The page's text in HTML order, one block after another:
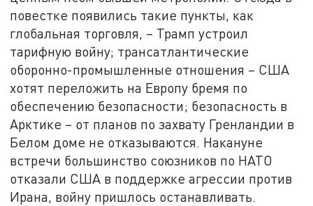
повестке появились такие пункты, как
глобальная торговля, – Трамп устроил
тарифную войну; трансатлантические
оборонно-промышленные отношения – США
хотят переложить на Европу бремя по
обеспечению безопасности; безопасность в
Арктике – от планов по захвату Гренландии в
Белом доме не отказываются. Накануне
встречи большинство союзников по НАТО
отказали США в поддержке агрессии против
Ирана, войну пришлось останавливать.